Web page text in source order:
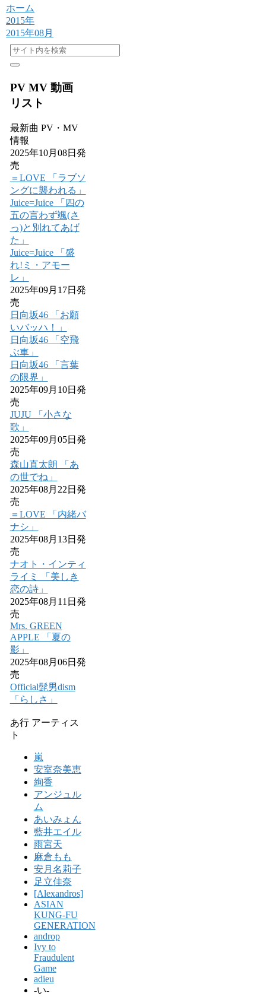
ホーム
2015年
2015年08月
PV MV 動画
リスト
最新曲 PV・MV
情報
2025年10月08日発
売
＝LOVE 「ラブソ
ングに襲われる」
Juice=Juice 「四の
五の言わず颯(さ
っ)と別れてあげ
た」
Juice=Juice 「盛
れ!ミ・アモー
レ」
2025年09月17日発
売
日向坂46 「お願
いバッハ！」
日向坂46 「空飛
ぶ車」
日向坂46 「言葉
の限界」
2025年09月10日発
売
JUJU 「小さな
歌」
2025年09月05日発
売
森山直太朗 「あ
の世でね」
2025年08月22日発
売
＝LOVE 「内緒バ
ナシ」
2025年08月13日発
売
ナオト・インティ
ライミ 「美しき
恋の詩」
2025年08月11日発
売
Mrs. GREEN
APPLE 「夏の
影」
2025年08月06日発
売
Official髭男dism
「らしさ」
あ行 アーティス
ト
嵐
安室奈美恵
絢香
アンジュル
ム
あいみょん
藍井エイル
雨宮天
麻倉もも
安月名莉子
足立佳奈
[Alexandros]
ASIAN
KUNG-FU
GENERATION
androp
Ivy to
Fraudulent
Game
adieu
-い-